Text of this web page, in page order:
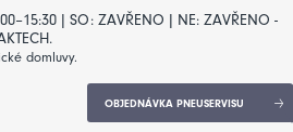
| SO: ZAVŘENO | NE: ZAVŘENO -
domluvy.
OBJEDNÁVKA PNEUSERVISU